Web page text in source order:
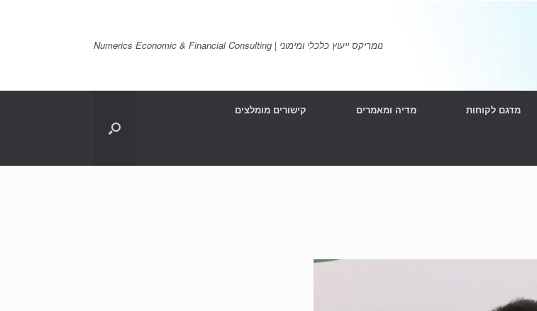
נומריקס ייעוץ כלכלי ומימוני | Numerics Economic & Financial Consulting
מדגם לקוחות מדיה ומאמרים קישורים מומלצים